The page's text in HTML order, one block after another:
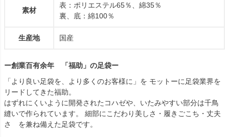
素材
表：ポリエステル65％、綿35％
裏、底：綿100％
生産地 国産
ー創業百有余年 「福助」の足袋ー
「より良い足袋を、より多くのお客様に」を モットーに足袋業界を
リードしてきた福助。
はずれにくいように開発されたコハゼや、いたみやすい部分は千鳥
縫いで作られています。 細部にこだわり美しさ・履きごこち・丈夫
さ を兼ね備えた足袋です。